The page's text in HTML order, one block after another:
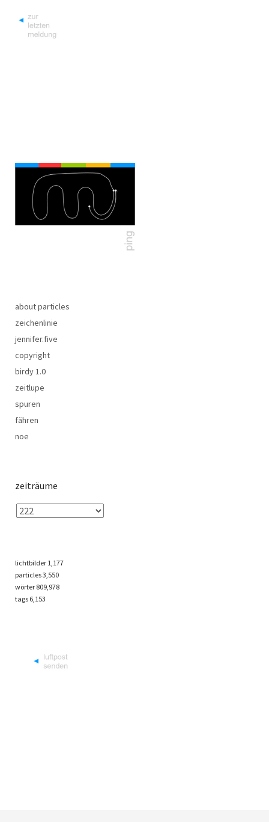
about particles
zeichenlinie
jennifer.five
copyright
birdy 1.0
zeitlupe
spuren
fähren
noe
zeiträume
lichtbilder 1,177
particles3,550
wörter 809,978
tags 6,153